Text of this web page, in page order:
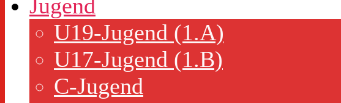
Jugend
U19-Jugend (1.A)
U17-Jugend (1.B)
C-Jugend